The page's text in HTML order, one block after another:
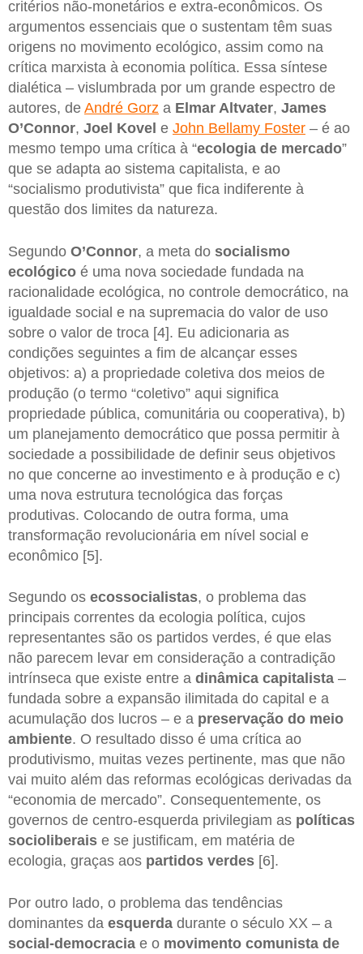
critérios não-monetários e extra-econômicos. Os
argumentos essenciais que o sustentam têm suas
origens no movimento ecológico, assim como na
crítica marxista à economia política. Essa síntese
dialética – vislumbrada por um grande espectro de
autores, de André Gorz a Elmar Altvater, James
O’Connor, Joel Kovel e John Bellamy Foster – é ao
mesmo tempo uma crítica à “ecologia de mercado”
que se adapta ao sistema capitalista, e ao
“socialismo produtivista” que fica indiferente à
questão dos limites da natureza.
Segundo O’Connor, a meta do socialismo
ecológico é uma nova sociedade fundada na
racionalidade ecológica, no controle democrático, na
igualdade social e na supremacia do valor de uso
sobre o valor de troca [4]. Eu adicionaria as
condições seguintes a fim de alcançar esses
objetivos: a) a propriedade coletiva dos meios de
produção (o termo “coletivo” aqui significa
propriedade pública, comunitária ou cooperativa), b)
um planejamento democrático que possa permitir à
sociedade a possibilidade de definir seus objetivos
no que concerne ao investimento e à produção e c)
uma nova estrutura tecnológica das forças
produtivas. Colocando de outra forma, uma
transformação revolucionária em nível social e
econômico [5].
Segundo os ecossocialistas, o problema das
principais correntes da ecologia política, cujos
representantes são os partidos verdes, é que elas
não parecem levar em consideração a contradição
intrínseca que existe entre a dinâmica capitalista –
fundada sobre a expansão ilimitada do capital e a
acumulação dos lucros – e a preservação do meio
ambiente. O resultado disso é uma crítica ao
produtivismo, muitas vezes pertinente, mas que não
vai muito além das reformas ecológicas derivadas da
“economia de mercado”. Consequentemente, os
governos de centro-esquerda privilegiam as políticas
socioliberais e se justificam, em matéria de
ecologia, graças aos partidos verdes [6].
Por outro lado, o problema das tendências
dominantes da esquerda durante o século XX – a
social-democracia e o movimento comunista de